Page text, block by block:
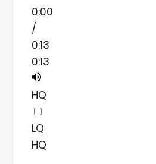
0:00
/
0:13
0:13
HQ
LQ
HQ